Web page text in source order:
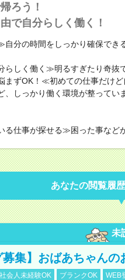
ろう！
で自分らしく働く！
分の時間をしっかり確保でき
らしく働く≫明るすぎたり奇抜
まずOK！≪初めての仕事だけ
、しっかり働く環境が整って
仕事が探せる≫困った事など
あなたの閲覧履
未
募集】おばあちゃん
社会人未経験OK ブランクOK WEB